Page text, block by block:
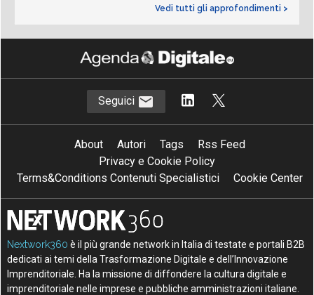
Vedi tutti gli approfondimenti >
Seguici
About Autori Tags
Rss Feed
Privacy e Cookie Policy
Terms&Conditions Contenuti Specialistici
Cookie Center
Nextwork360 è il più grande network in Italia di testate e portali B2B
dedicati ai temi della Trasformazione Digitale e dell’Innovazione
Imprenditoriale. Ha la missione di diffondere la cultura digitale e
imprenditoriale nelle imprese e pubbliche amministrazioni italiane.